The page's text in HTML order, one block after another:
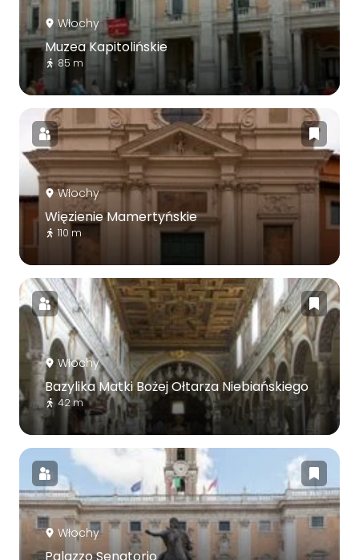
Włochy
Muzea Kapitolińskie
85 m
Włochy
Więzienie Mamertyńskie
110 m
Włochy
Bazylika Matki Bożej Ołtarza Niebiańskiego
42 m
Włochy
Palazzo Senatorio